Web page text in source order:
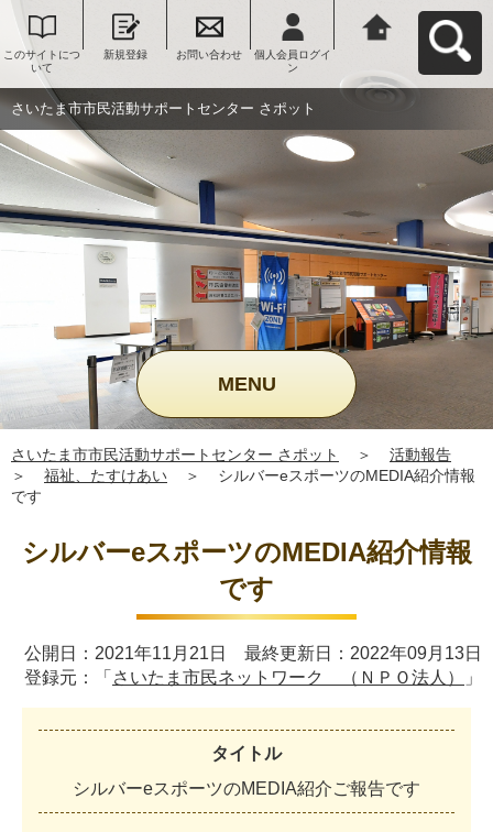
このサイトにつ
いて
新規登録 お問い合わせ
個人会員ログイ
ン
ンター さポット
へ戻る
さいたま市市民活動サポートセンター さポット
MENU
さいたま市市民活動サポートセンター さポット ＞
活動報告
＞
福祉、たすけあい ＞
シルバーeスポーツのMEDIA紹介情報
です
シルバーeスポーツのMEDIA紹介情報
です
公開日：2021年11月21日 最終更新日：2022年09月13日
登録元：「 さいたま市民ネットワーク （ＮＰＯ法人） 」
タイトル
シルバーeスポーツのM ED A紹介ご報告です